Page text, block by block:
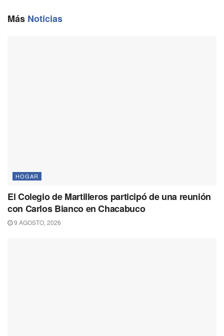
o
a
Más Noticias
HOGAR
El Colegio de Martilleros participó de una reunión
con Carlos Bianco en Chacabuco
9 AGOSTO, 2026